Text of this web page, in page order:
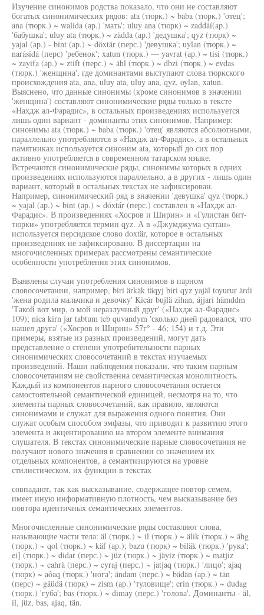
Изучение синонимов родства показало, что они не составляют
богатых синонимических рядов: ata (тюрк.) ~ baba (тюрк.) 'отец';
ana (тюрк.) ~ walida (ар.) 'мать'; uluy ana (тюрк) ~ zaddáí(ap.)
'бабушка'; uluy ata (тюрк.) ~ zädda (ар.) 'дедушка'; qyz (тюрк) ~
yajal (ар.) - bint (ар.) ~ döxtär (перс.) 'девушка'; uylan (тюрк.) ~
narásidá (перс) 'ребенок'; xatun (тюрк.) — yavrat (ар.) ~ tisi (тюрк.)
~ zayifa (ар.) ~ ztift (перс.) ~ ähl (тюрк.) ~ dbzi (тюрк.) ~ evdas
(тюрк.) 'женщина', где доминантами выступают слова тюркского
происхождения ata, ana, uluy ata, uluy ana, qyz, oylan, xatun.
Выяснено, что данные синонимы (кроме синонимов в значении
'женщина') составляют синонимические ряды только в тексте
«Нахдж ал-Фарадис», в остальных произведениях используется
лишь один вариант - доминанты этих синонимов. Например:
синонимы ata (тюрк.) ~ baba (тюрк.) 'отец' являются абсолютными,
параллельно употребляются в «Нахдж ал-Фарадис», а в остальных
памятниках используется синоним ata, который до сих пор
активно употребляется в современном татарском языке.
Встречаются синонимические ряды, синонимы которых в одних
произведениях используются параллельно, а в других - лишь один
вариант, который в остальных текстах не зафиксирован.
Например, синонимический ряд в значении 'девушка' qyz (тюрк.)
~ yajal (ар.) ~ bint (ар.) ~ dóxtár (перс.) составлен в «Нахдж ал-
Фарадис». В произведениях «Хосров и Ширин» и «Гулистан бит-
тюрки» употребляется термин qyz. А в «Джумджума султан»
используется персидское слово doxtär, которое в остальных
произведениях не зафиксировано. В диссертации на
многочисленных примерах рассмотрены семантические
особенности употребления этих синонимов.
Выявлены случаи употребления синонимов в парном
словосочетании, например, biri ärkäk täqyj biri qyz yajäl toyurur ärdi
'жена родила мальчика и девочку' Kicár bujlä zihan, ájjari hämddm
'Такой вот мир, о мой неразлучный друг' («Нахдж ал-Фарадис»
109); nica kirn jar tabtum teb quvandym 'сколько дней радовался, что
нашел друга' («Хосров и Ширин» 57г° - 46; 154) и т.д. Эти
примеры, взятые из разных произведений, могут дать
представление о степени употребительности парных
синонимических словосочетаний в текстах изучаемых
произведений. Наши наблюдения показали, что таким парным
словосочетаниям не свойственна семантическая монолитность.
Каждый из компонентов парного словосочетания остается
самостоятельной семантической единицей, несмотря на то, что
элементы парных словосочетаний, как правило, являются
синонимами и служат для выражения одного понятия. Они
служат особым способом эмфазы, что приводит к развитию этого
элемента и акцентированию на втором элементе внимания
слушателя. В текстах синонимические парные словосочетания не
получают нового значения в сравнении со значением их
отдельных компонентов, а семантизируются на уровне
стилистическом, их функции в текстах
совпадают, так как высказывание, содержащее повтор семем,
имеет иную информативную плотность, чем высказывание без
повтора идентичных семантических элементов.
Многочисленные синонимические ряды составляют слова,
называющие части тела: äl (тюрк.) ~ il (тюрк.) ~ älik (тюрк.) ~ ähg
(тюрк.) ~ qol (тюрк.) ~ käf (ар.); bazu (тюрк) ~ biläk (тюрк.) 'рука';
ei] (тюрк.) ~ didar (перс.) ~ jüz (тюрк.) ~ jäyiz (тюрк.) ~ matjiz
(тюрк.) ~ cahrà (перс.) ~ cyraj (перс.) ~ jatjaq (тюрк.) 'лицо'; ajaq
(тюрк) ~ aôaq (тюрк.) 'нога'; ändam (перс.) ~ bädän (ар.) ~ tän
(перс) ~ gäüdä (тюрк) ~ zism (ар.) 'туловище'; erin (тюрк.) ~ dudag
(тюрк.) 'губа'; bas (тюрк.) ~ dimay (перс.) 'голова'. Доминанты - äl,
il, jüz, bas, ajaq, tän.